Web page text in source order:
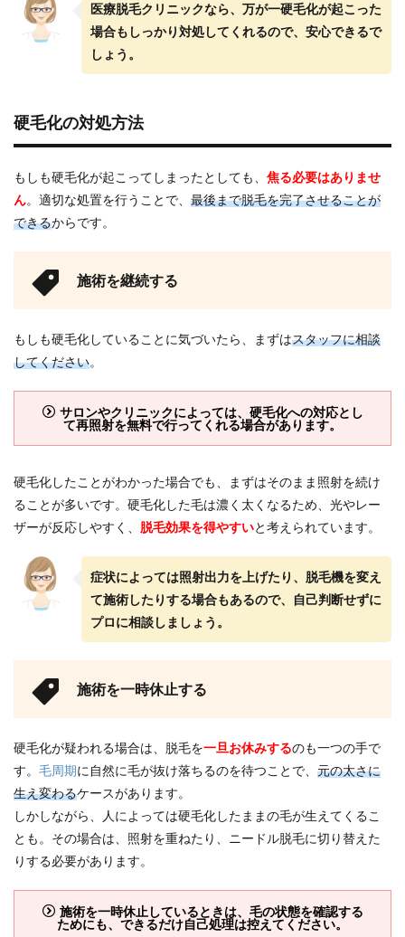
医療脱毛クリニックなら、万が一硬毛化が起こった
場合もしっかり対処してくれるので、安心できるで
しょう。
硬毛化の対処方法
もしも硬毛化が起こってしまったとしても、 焦る必要はありませ
ん。適切な処置を行うことで、 最後まで脱毛を完了させることが
できるからです。
施術を継続する
もしも硬毛化していることに気づいたら、まずはスタッフに相談
してください。
サロンやクリニックによっては、硬毛化への対応とし
て再照射を無料で行ってくれる場合があります。
硬毛化したことがわかった場合でも、まずはそのまま照射を続け
ることが多いです。硬毛化した毛は濃く太くなるため、光やレー
ザーが反応しやすく、 脱毛効果を得やすいと考えられています。
症状によっては照射出力を上げたり、脱毛機を変え
て施術したりする場合もあるので、自己判断せずに
プロに相談しましょう。
施術を一時休止する
硬毛化が疑われる場合は、脱毛を一旦お休みするのも一つの手で
す。 毛周期に自然に毛が抜け落ちるのを待つことで、 元の太さに
生え変わるケースがあります。
しかしながら、人によっては硬毛化したままの毛が生えてくるこ
とも。その場合は、照射を重ねたり、ニードル脱毛に切り替えた
りする必要があります。
施術を一時休止しているときは、毛の状態を確認する
ためにも、できるだけ自己処理は控えてください。